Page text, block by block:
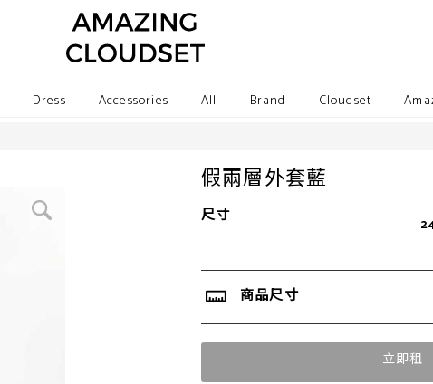
Dress Accessories All Brand Cloudset
假兩層外套藍
尺寸
商品尺寸
立即租